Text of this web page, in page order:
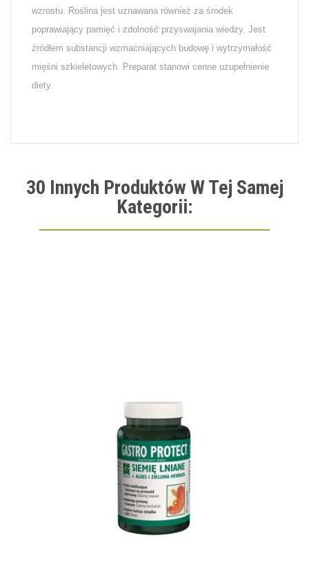
wzrostu. Roślina jest uznawana również za środek
poprawiający pamięć i zdolność przyswajania wiedzy. Jest
źródłem substancji wzmacniających budowę i wytrzymałość
mięśni szkieletowych. Preparat stanowi cenne uzupełnienie
diety.
30 Innych Produktów W Tej Samej
Kategorii: